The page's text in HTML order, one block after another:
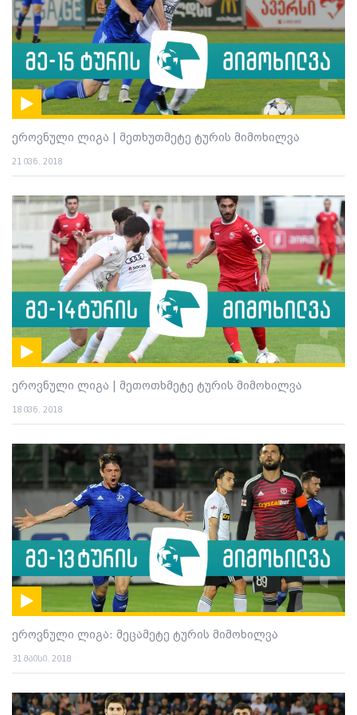
ეროვნული ლიგა | მეთხუთმეტე ტურის მიმოხილვა
21 ივნ. 2018
ეროვნული ლიგა | მეთოთხმეტე ტურის მიმოხილვა
18 ივნ. 2018
ეროვნული ლიგა: მეცამეტე ტურის მიმოხილვა
31 მაისი. 2018